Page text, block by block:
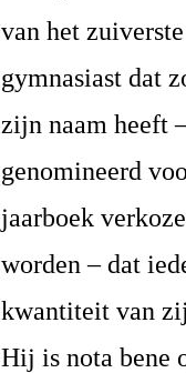
van het
gymnasiast dat
zijn naam heeft
genomineerd
jaarboek
worden – dat
kwantiteit van
Hij is nota bene